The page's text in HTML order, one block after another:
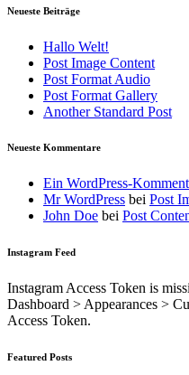
Neueste Beiträge
Hallo Welt!
Post Image Content
Post Format Audio
Post Format Gallery
Another Standard Post
Neueste Kommentare
Ein WordPress-
Mr WordPress bei Post
John Doe bei Post
Instagram Feed
Instagram Access Token is
Dashboard > Appearances >
Access Token.
Featured Posts